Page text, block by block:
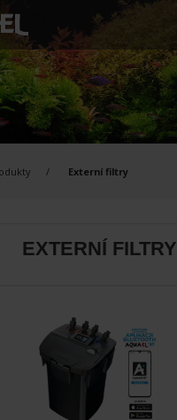
Externí filtry
EXTERNÍ FILTRY